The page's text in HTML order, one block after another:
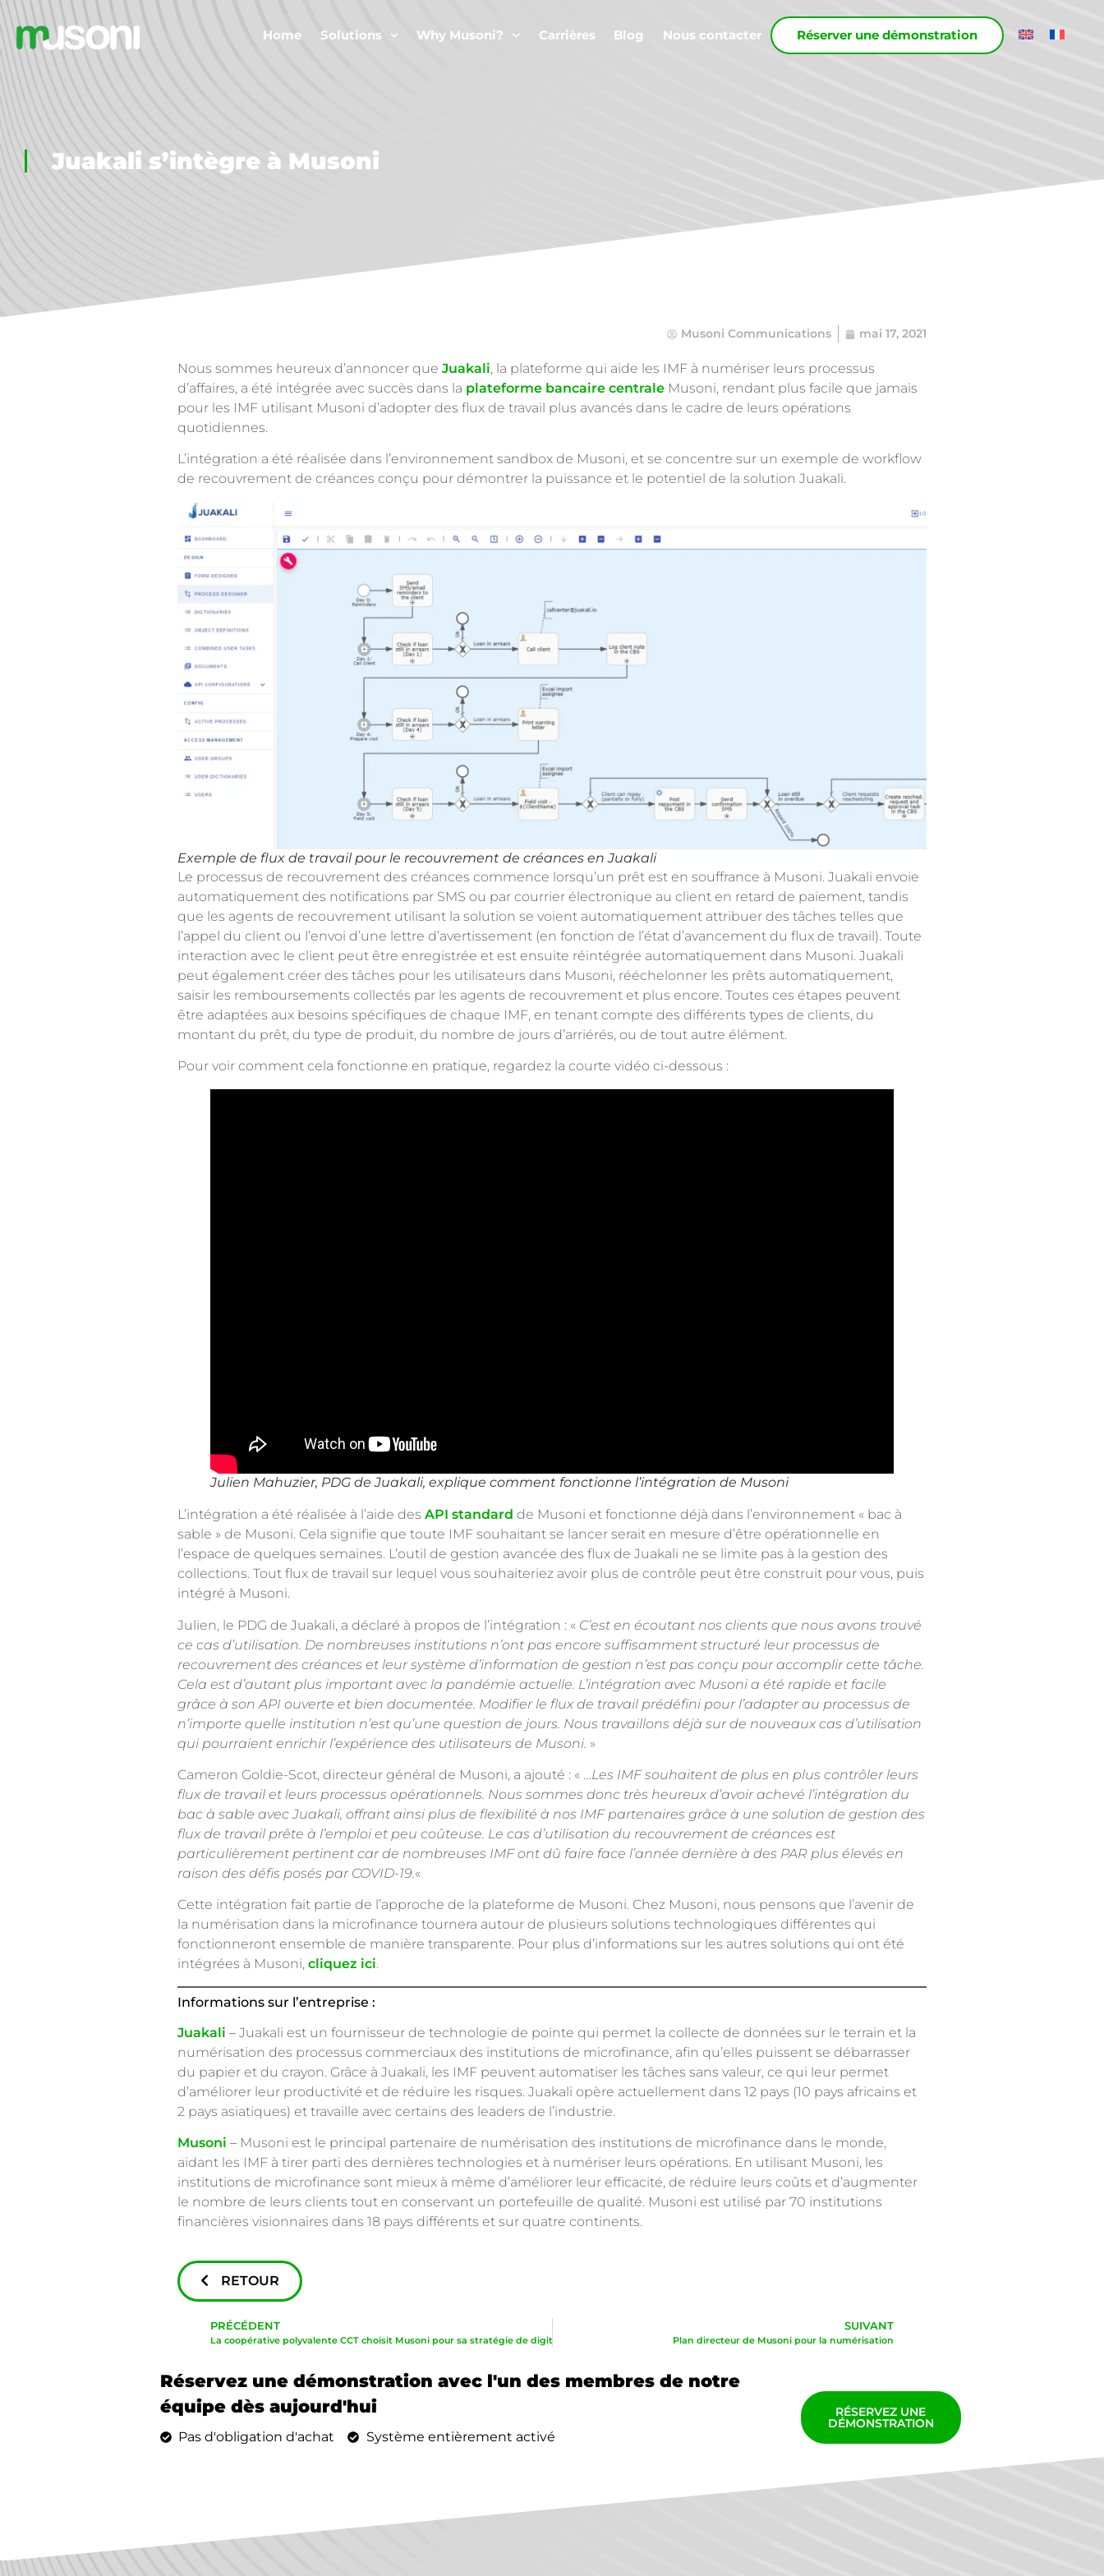
Home Solutions Why Musoni? Carrières Blog Nous contacter Réserver une démonstration
Juakali s’intègre à Musoni
Musoni Communications mai 17, 2021
Nous sommes heureux d’annoncer que Juakali, la plateforme qui aide les IMF à numériser leurs processus
d’affaires, a été intégrée avec succès dans la plateforme bancaire centrale Musoni, rendant plus facile que jamais
pour les IMF utilisant Musoni d’adopter des flux de travail plus avancés dans le cadre de leurs opérations
quotidiennes.
L’intégration a été réalisée dans l’environnement sandbox de Musoni, et se concentre sur un exemple de workflow
de recouvrement de créances conçu pour démontrer la puissance et le potentiel de la solution Juakali.
Exemple de flux de travail pour le recouvrement de créances en Juakali
Le processus de recouvrement des créances commence lorsqu’un prêt est en souffrance à Musoni. Juakali envoie
automatiquement des notifications par SMS ou par courrier électronique au client en retard de paiement, tandis
que les agents de recouvrement utilisant la solution se voient automatiquement attribuer des tâches telles que
l’appel du client ou l’envoi d’une lettre d’avertissement (en fonction de l’état d’avancement du flux de travail). Toute
interaction avec le client peut être enregistrée et est ensuite réintégrée automatiquement dans Musoni. Juakali
peut également créer des tâches pour les utilisateurs dans Musoni, rééchelonner les prêts automatiquement,
saisir les remboursements collectés par les agents de recouvrement et plus encore. Toutes ces étapes peuvent
être adaptées aux besoins spécifiques de chaque IMF, en tenant compte des différents types de clients, du
montant du prêt, du type de produit, du nombre de jours d’arriérés, ou de tout autre élément.
Pour voir comment cela fonctionne en pratique, regardez la courte vidéo ci-dessous :
Julien Mahuzier, PDG de Juakali, explique comment fonctionne l’intégration de Musoni
L’intégration a été réalisée à l’aide des API standard de Musoni et fonctionne déjà dans l’environnement « bac à
sable » de Musoni. Cela signifie que toute IMF souhaitant se lancer serait en mesure d’être opérationnelle en
l’espace de quelques semaines. L’outil de gestion avancée des flux de Juakali ne se limite pas à la gestion des
collections. Tout flux de travail sur lequel vous souhaiteriez avoir plus de contrôle peut être construit pour vous, puis
intégré à Musoni.
Julien, le PDG de Juakali, a déclaré à propos de l’intégration : « C’est en écoutant nos clients que nous avons trouvé
ce cas d’utilisation. De nombreuses institutions n’ont pas encore suffisamment structuré leur processus de
recouvrement des créances et leur système d’information de gestion n’est pas conçu pour accomplir cette tâche.
Cela est d’autant plus important avec la pandémie actuelle. L’intégration avec Musoni a été rapide et facile
grâce à son API ouverte et bien documentée. Modifier le flux de travail prédéfini pour l’adapter au processus de
n’importe quelle institution n’est qu’une question de jours. Nous travaillons déjà sur de nouveaux cas d’utilisation
qui pourraient enrichir l’expérience des utilisateurs de Musoni. »
Cameron Goldie-Scot, directeur général de Musoni, a ajouté : « …Les IMF souhaitent de plus en plus contrôler leurs
flux de travail et leurs processus opérationnels. Nous sommes donc très heureux d’avoir achevé l’intégration du
bac à sable avec Juakali, offrant ainsi plus de flexibilité à nos IMF partenaires grâce à une solution de gestion des
flux de travail prête à l’emploi et peu coûteuse. Le cas d’utilisation du recouvrement de créances est
particulièrement pertinent car de nombreuses IMF ont dû faire face l’année dernière à des PAR plus élevés en
raison des défis posés par COVID-19.«
Cette intégration fait partie de l’approche de la plateforme de Musoni. Chez Musoni, nous pensons que l’avenir de
la numérisation dans la microfinance tournera autour de plusieurs solutions technologiques différentes qui
fonctionneront ensemble de manière transparente. Pour plus d’informations sur les autres solutions qui ont été
intégrées à Musoni, cliquez ici.
Informations sur l’entreprise :
Juakali – Juakali est un fournisseur de technologie de pointe qui permet la collecte de données sur le terrain et la
numérisation des processus commerciaux des institutions de microfinance, afin qu’elles puissent se débarrasser
du papier et du crayon. Grâce à Juakali, les IMF peuvent automatiser les tâches sans valeur, ce qui leur permet
d’améliorer leur productivité et de réduire les risques. Juakali opère actuellement dans 12 pays (10 pays africains et
2 pays asiatiques) et travaille avec certains des leaders de l’industrie.
Musoni – Musoni est le principal partenaire de numérisation des institutions de microfinance dans le monde,
aidant les IMF à tirer parti des dernières technologies et à numériser leurs opérations. En utilisant Musoni, les
institutions de microfinance sont mieux à même d’améliorer leur efficacité, de réduire leurs coûts et d’augmenter
le nombre de leurs clients tout en conservant un portefeuille de qualité. Musoni est utilisé par 70 institutions
financières visionnaires dans 18 pays différents et sur quatre continents.
RETOUR
SUIVANT
Plan directeur de Musoni pour la numérisation
PRÉCÉDENT
Réservez une démonstration avec l'un des membres de notre
équipe dès aujourd'hui
Pas d'obligation d'achat
Système entièrement activé
RÉSERVEZ UNE
DÉMONSTRATION